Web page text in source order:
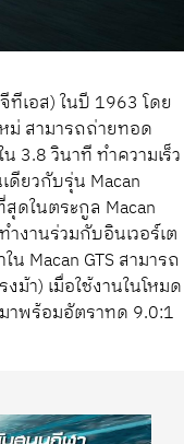
ทีเอส) ในปี 1963 โดย
ม่ สามารถถ่ายทอด
3.8 วินาที ทำความเร็ว
ดียวกับรุ่น Macan
ดในตระกูล Macan
งานร่วมกับอินเวอร์เต
Macan GTS สามารถ
ม้า) เมื่อใช้งานในโหมด
าพร้อมอัตราทด 9.0:1